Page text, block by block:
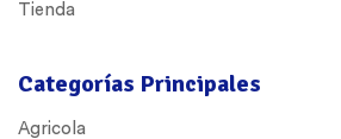
Tienda
Categorías Principales
Agricola